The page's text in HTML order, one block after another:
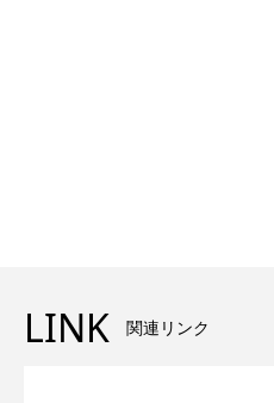
LINK 関連リンク